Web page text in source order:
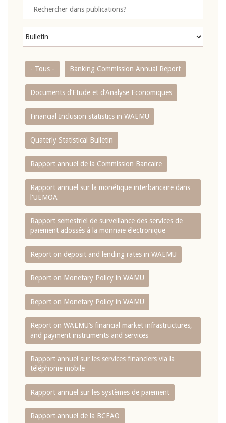
- Tous - Banking Commission Annual Report
Documents d’Etude et d’Analyse Economiques
Financial Inclusion statistics in WAEMU
Quaterly Statistical Bulletin
Rapport annuel de la Commission Bancaire
Rapport annuel sur la monétique interbancaire dans
l'UEMOA
Rapport semestriel de surveillance des services de
paiement adossés à la monnaie électronique
Report on deposit and lending rates in WAEMU
Report on Monetary Policy in WAMU
Report on Monetary Policy in WAMU
Report on WAEMU’s financial market infrastructures,
and payment instruments and services
Rapport annuel sur les services financiers via la
téléphonie mobile
Rapport annuel sur les systèmes de paiement
Rapport annuel de la BCEAO